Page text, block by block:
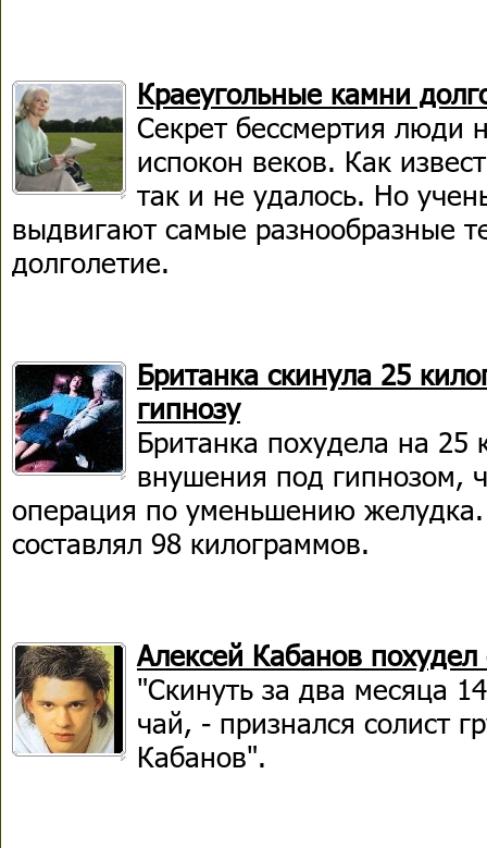
Краеугольные камни
Секрет бессмертия люди
испокон веков. Как
так и не удалось. Но
выдвигают самые разнообразные
долголетие.
Британка скинула 25
гипнозу
Британка похудела на 25
внушения под гипнозом,
операция по уменьшению
составлял 98 килограммов.
Алексей Кабанов похудел
"Скинуть за два месяца
чай, - признался солист
Кабанов".